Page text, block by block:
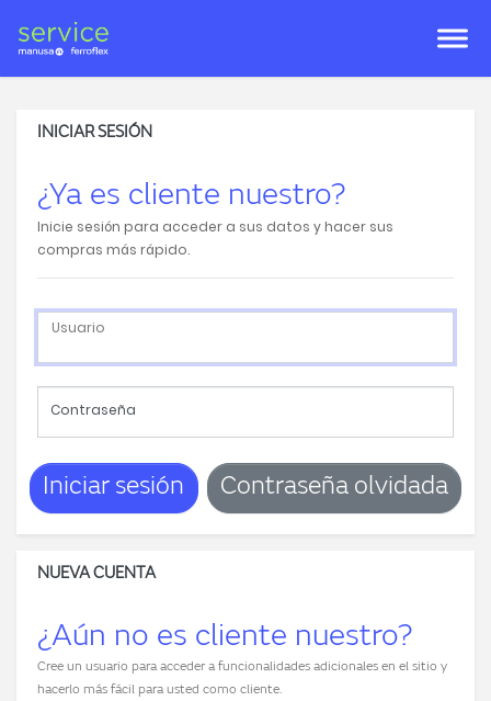
INICIAR SESIÓN
¿Ya es cliente nuestro?
Inicie sesión para acceder a sus datos y hacer sus
compras más rápido.
Usuario
Contraseña
Iniciar sesión Contraseña olvidada
NUEVA CUENTA
¿Aún no es cliente nuestro?
Cree un usuario para acceder a funcionalidades adicionales en el sitio y
hacerlo más fácil para usted como cliente.